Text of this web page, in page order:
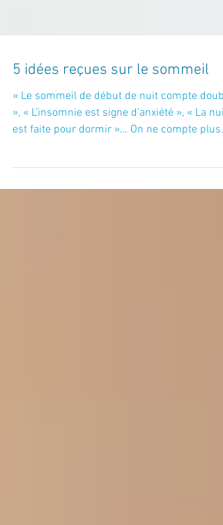
5 idées reçues sur le sommeil
« Le sommeil de début de nuit compte
est faite pour dormir »… On ne compte plus...